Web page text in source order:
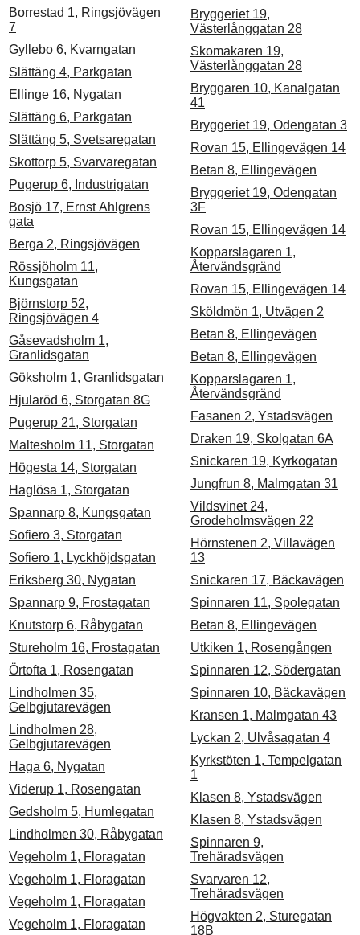
Borrestad 1, Ringsjövägen
7
Gyllebo 6, Kvarngatan
Slättäng 4, Parkgatan
Ellinge 16, Nygatan
Slättäng 6, Parkgatan
Slättäng 5, Svetsaregatan
Skottorp 5, Svarvaregatan
Pugerup 6, Industrigatan
Bosjö 17, Ernst Ahlgrens
gata
Berga 2, Ringsjövägen
Rössjöholm 11,
Kungsgatan
Björnstorp 52,
Ringsjövägen 4
Gåsevadsholm 1,
Granlidsgatan
Göksholm 1, Granlidsgatan
Hjularöd 6, Storgatan 8G
Pugerup 21, Storgatan
Maltesholm 11, Storgatan
Högesta 14, Storgatan
Haglösa 1, Storgatan
Spannarp 8, Kungsgatan
Sofiero 3, Storgatan
Sofiero 1, Lyckhöjdsgatan
Eriksberg 30, Nygatan
Spannarp 9, Frostagatan
Knutstorp 6, Råbygatan
Stureholm 16, Frostagatan
Örtofta 1, Rosengatan
Lindholmen 35,
Gelbgjutarevägen
Lindholmen 28,
Gelbgjutarevägen
Haga 6, Nygatan
Viderup 1, Rosengatan
Gedsholm 5, Humlegatan
Lindholmen 30, Råbygatan
Vegeholm 1, Floragatan
Vegeholm 1, Floragatan
Vegeholm 1, Floragatan
Vegeholm 1, Floragatan
Bryggeriet 19,
Västerlånggatan 28
Skomakaren 19,
Västerlånggatan 28
Bryggaren 10, Kanalgatan
41
Bryggeriet 19, Odengatan 3
Rovan 15, Ellingevägen 14
Betan 8, Ellingevägen
Bryggeriet 19, Odengatan
3F
Rovan 15, Ellingevägen 14
Kopparslagaren 1,
Återvändsgränd
Rovan 15, Ellingevägen 14
Sköldmön 1, Utvägen 2
Betan 8, Ellingevägen
Betan 8, Ellingevägen
Kopparslagaren 1,
Återvändsgränd
Fasanen 2, Ystadsvägen
Draken 19, Skolgatan 6A
Snickaren 19, Kyrkogatan
Jungfrun 8, Malmgatan 31
Vildsvinet 24,
Grodeholmsvägen 22
Hörnstenen 2, Villavägen
13
Snickaren 17, Bäckavägen
Spinnaren 11, Spolegatan
Betan 8, Ellingevägen
Utkiken 1, Rosengången
Spinnaren 12, Södergatan
Spinnaren 10, Bäckavägen
Kransen 1, Malmgatan 43
Lyckan 2, Ulvåsagatan 4
Kyrkstöten 1, Tempelgatan
1
Klasen 8, Ystadsvägen
Klasen 8, Ystadsvägen
Spinnaren 9,
Trehäradsvägen
Svarvaren 12,
Trehäradsvägen
Högvakten 2, Sturegatan
18B